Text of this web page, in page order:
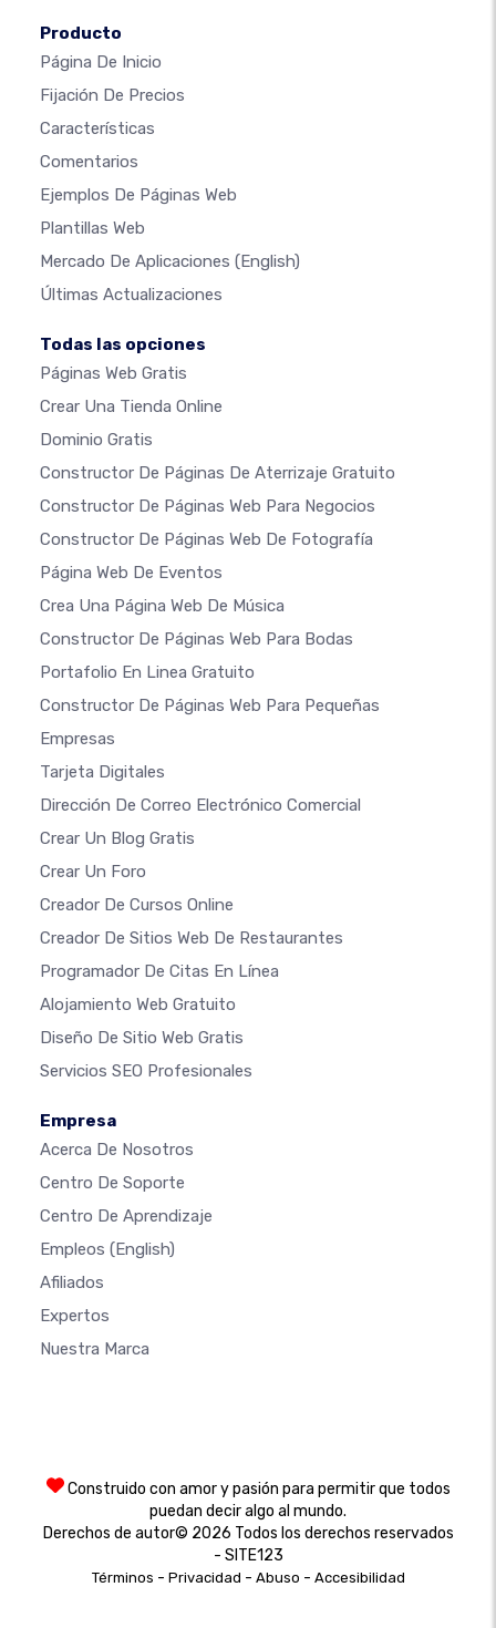
Producto
Página De Inicio
Fijación De Precios
Características
Comentarios
Ejemplos De Páginas Web
Plantillas Web
Mercado De Aplicaciones (English)
Últimas Actualizaciones
Todas las opciones
Páginas Web Gratis
Crear Una Tienda Online
Dominio Gratis
Constructor De Páginas De Aterrizaje Gratuito
Constructor De Páginas Web Para Negocios
Constructor De Páginas Web De Fotografía
Página Web De Eventos
Crea Una Página Web De Música
Constructor De Páginas Web Para Bodas
Portafolio En Linea Gratuito
Constructor De Páginas Web Para Pequeñas
Empresas
Tarjeta Digitales
Dirección De Correo Electrónico Comercial
Crear Un Blog Gratis
Crear Un Foro
Creador De Cursos Online
Creador De Sitios Web De Restaurantes
Programador De Citas En Línea
Alojamiento Web Gratuito
Diseño De Sitio Web Gratis
Servicios SEO Profesionales
Empresa
Acerca De Nosotros
Centro De Soporte
Centro De Aprendizaje
Empleos (English)
Afiliados
Expertos
Nuestra Marca
Construido con amor y pasión para permitir que todos
puedan decir algo al mundo.
Derechos de autor© 2026 Todos los derechos reservados
- SITE123
Términos - Privacidad - Abuso - Accesibilidad